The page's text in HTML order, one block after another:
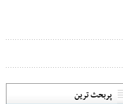
پربحث ترین